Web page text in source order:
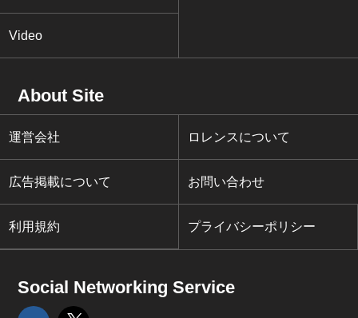
Video
About Site
運営会社 ロレンスについて
広告掲載について お問い合わせ
利用規約 プライバシーポリシー
Social Networking Service